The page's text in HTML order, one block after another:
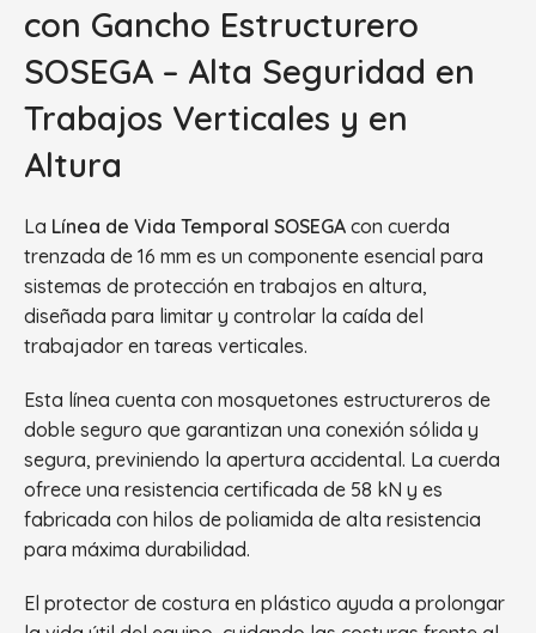
con Gancho Estructurero
SOSEGA – Alta Seguridad en
Trabajos Verticales y en
Altura
La Línea de Vida Temporal SOSEGA con cuerda
trenzada de 16 mm es un componente esencial para
sistemas de protección en trabajos en altura,
diseñada para limitar y controlar la caída del
trabajador en tareas verticales.
Esta línea cuenta con mosquetones estructureros de
doble seguro que garantizan una conexión sólida y
segura, previniendo la apertura accidental. La cuerda
ofrece una resistencia certificada de 58 kN y es
fabricada con hilos de poliamida de alta resistencia
para máxima durabilidad.
El protector de costura en plástico ayuda a prolongar